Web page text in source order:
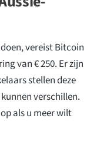
vereist Bitcoin
van € 250. Er zijn
stellen deze
verschillen.
als u meer wilt